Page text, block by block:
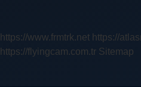
https://www.frmtrk.net https://
https://flyingcam.com.tr Sitemap